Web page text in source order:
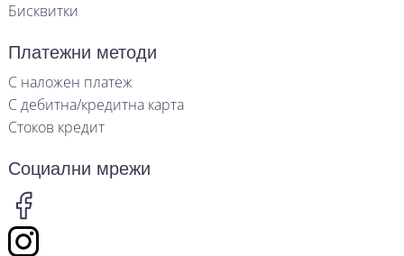
Бисквитки
Платежни методи
С наложен платеж
С дебитна/кредитна карта
Стоков кредит
Социални мрежи